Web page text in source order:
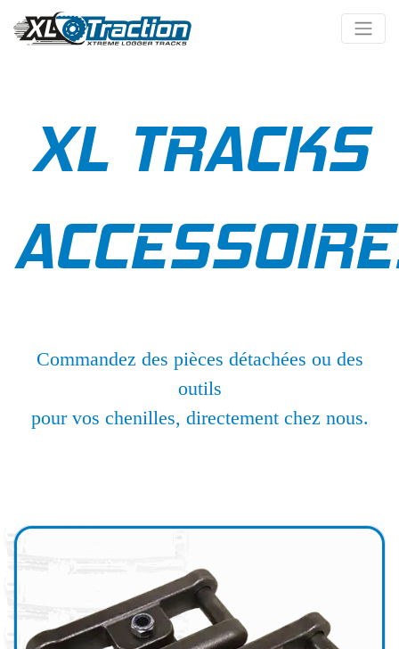
XL TRACKS
Commandez des pièces détachées ou des
outils
pour vos chenilles, directement chez nous.